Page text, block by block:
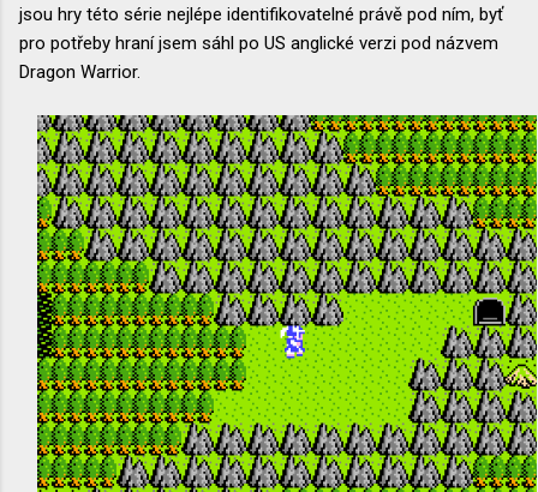
jsou hry této série nejlépe identifikovatelné právě pod ním, byť
pro potřeby hraní jsem sáhl po US anglické verzi pod názvem
Dragon Warrior.